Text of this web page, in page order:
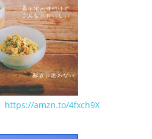
https://amzn.to/4fxch9X